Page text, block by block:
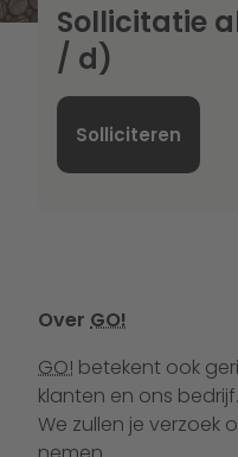
Sollicitatie
/ d)
Solliciteren
Over GO!
GO! betekent ook
klanten en ons bedrijf.
We zullen je verzoek